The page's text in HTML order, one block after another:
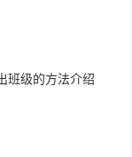
班级的方法介绍